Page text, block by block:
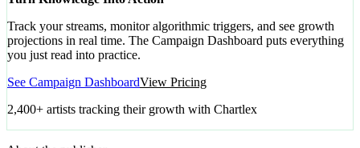
Track your streams, monitor algorithmic triggers, and see growth
projections in real time. The Campaign Dashboard puts everything
you just read into practice.
See Campaign DashboardView Pricing
2,400+ artists tracking their growth with Chartlex